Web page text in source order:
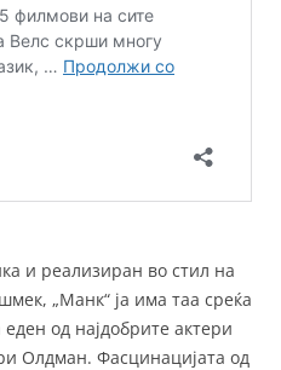
и реализиран во стил на
„Манк“ ја има таа среќа
од најдобрите актери
Олдман. Фасцинацијата од